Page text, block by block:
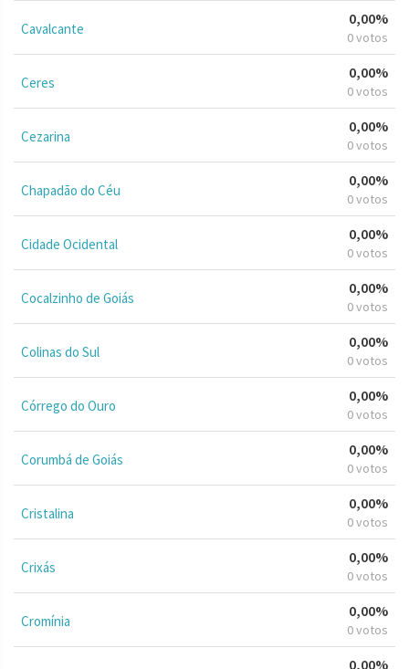
Cavalcante
0,00%
0 votos
Ceres
0,00%
0 votos
Cezarina
0,00%
0 votos
Chapadão do Céu
0,00%
0 votos
Cidade Ocidental
0,00%
0 votos
Cocalzinho de Goiás
0,00%
0 votos
Colinas do Sul
0,00%
0 votos
Córrego do Ouro
0,00%
0 votos
Corumbá de Goiás
0,00%
0 votos
Cristalina
0,00%
0 votos
Crixás
0,00%
0 votos
Cromínia
0,00%
0 votos
0,00%